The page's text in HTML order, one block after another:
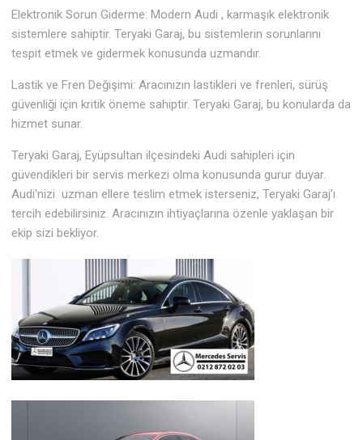
Elektronik Sorun Giderme: Modern Audi , karmaşık elektronik
sistemlere sahiptir. Teryaki Garaj, bu sistemlerin sorunlarını
tespit etmek ve gidermek konusunda uzmandır.
Lastik ve Fren Değişimi: Aracınızın lastikleri ve frenleri, sürüş
güvenliği için kritik öneme sahiptir. Teryaki Garaj, bu konularda da
hizmet sunar.
Teryaki Garaj, Eyüpsultan ilçesindeki Audi sahipleri için
güvendikleri bir servis merkezi olma konusunda gurur duyar.
Audi’nizi uzman ellere teslim etmek isterseniz, Teryaki Garaj’ı
tercih edebilirsiniz. Aracınızın ihtiyaçlarına özenle yaklaşan bir
ekip sizi bekliyor.